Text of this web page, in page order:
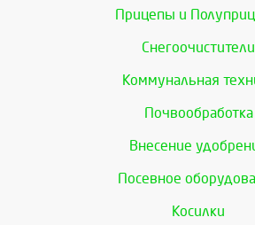
Прицепы и
Снегоочистители
Коммунальная
Почвообработка
Внесение
Посевное
Косилки